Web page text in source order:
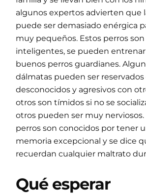
algunos expertos advierten que
puede ser demasiado enérgica
muy pequeños. Estos perros son
inteligentes, se pueden
buenos perros guardianes.
dálmatas pueden ser reservados
desconocidos y agresivos con
otros son tímidos si no se
otros pueden ser muy nerviosos.
perros son conocidos por tener
memoria excepcional y se dice
recuerdan cualquier maltrato
Qué esperar